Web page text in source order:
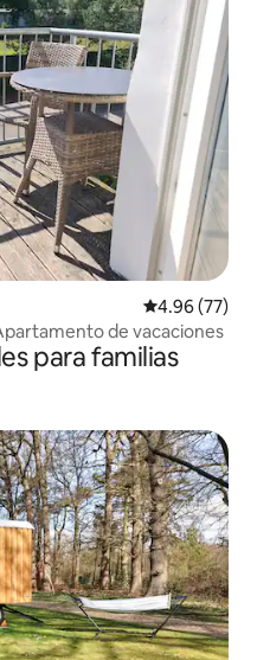
Calificación
4.96 (77)
de vacaciones
para familias